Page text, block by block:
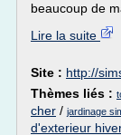
beaucoup de
Lire la suite
Site : http://
Thèmes liés :
cher / jardinage
d'exterieur